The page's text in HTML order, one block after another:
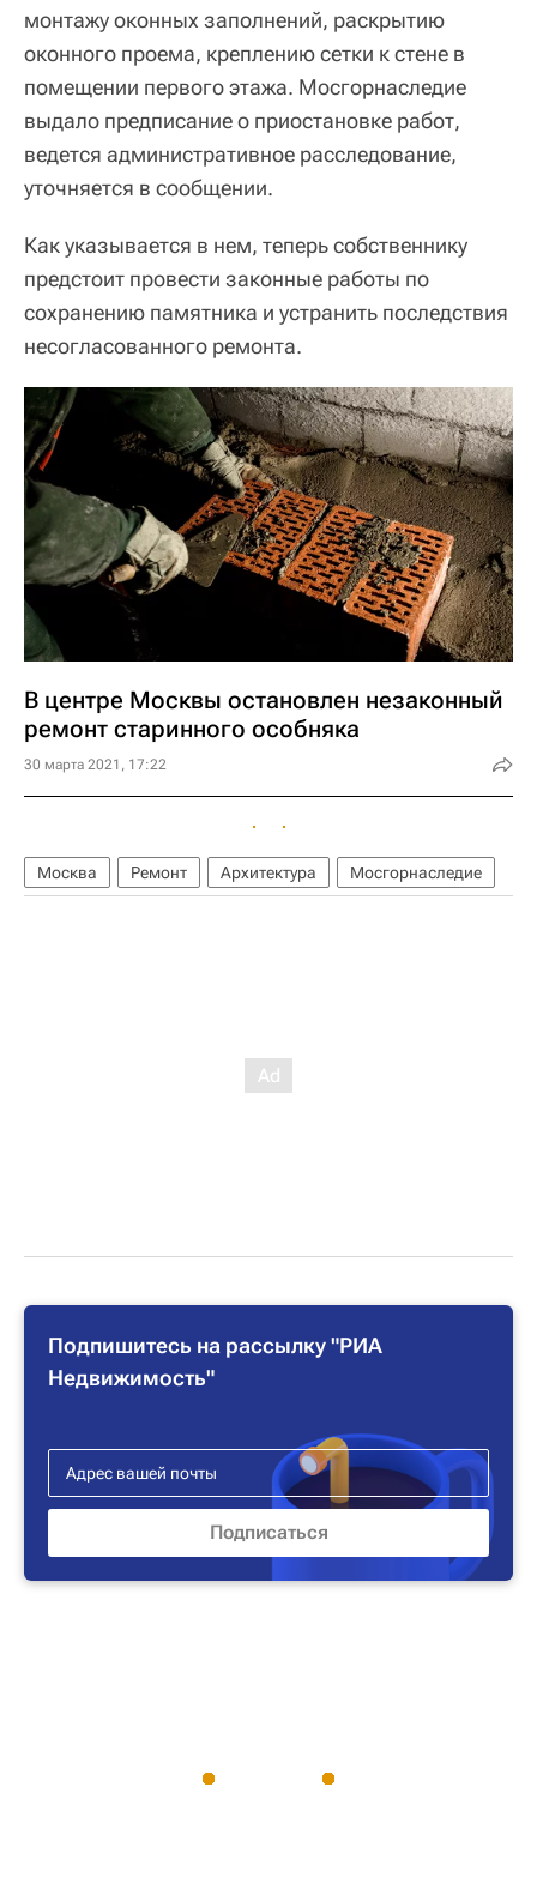
монтажу оконных заполнений, раскрытию
оконного проема, креплению сетки к стене в
помещении первого этажа. Мосгорнаследие
выдало предписание о приостановке работ,
ведется административное расследование,
уточняется в сообщении.
Как указывается в нем, теперь собственнику
предстоит провести законные работы по
сохранению памятника и устранить последствия
несогласованного ремонта.
В центре Москвы остановлен незаконный
ремонт старинного особняка
30 марта 2021, 17:22
Москва Ремонт Архитектура Мосгорнаследие
Подпишитесь на рассылку "РИА
Недвижимость"